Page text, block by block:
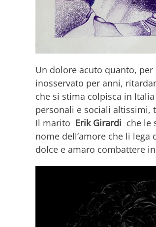
Un dolore acuto quanto,
inosservato per anni,
che si stima colpisca in Italia
personali e sociali altissimi,
Il marito Erik Girardi che le
nome dell’amore che li
dolce e amaro combattere